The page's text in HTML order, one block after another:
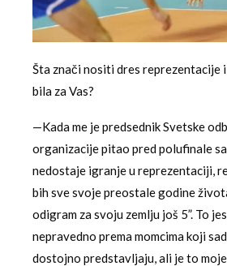
Šta znači nositi dres reprezentacije
bila za Vas?
—Kada me je predsednik Svetske
organizacije pitao pred polufinale
nedostaje igranje u reprezentaciji,
bih sve svoje preostale godine
odigram za svoju zemlju još 5”. To
nepravedno prema momcima koji
dostojno predstavljaju, ali je to